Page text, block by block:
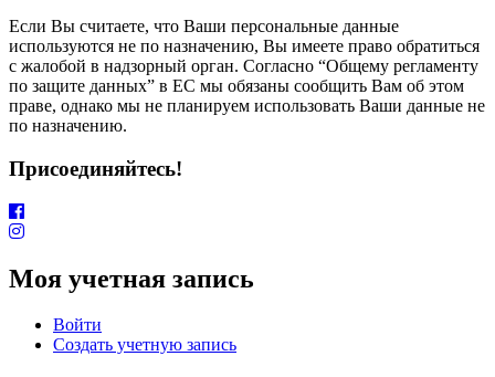
Если Вы считаете, что Ваши персональные данные
используются не по назначению, Вы имеете право обратиться
с жалобой в надзорный орган. Согласно “Общему регламенту
по защите данных” в ЕС мы обязаны сообщить Вам об этом
праве, однако мы не планируем использовать Ваши данные не
по назначению.
Присоединяйтесь!
Моя учетная запись
Войти
Создать учетную запись